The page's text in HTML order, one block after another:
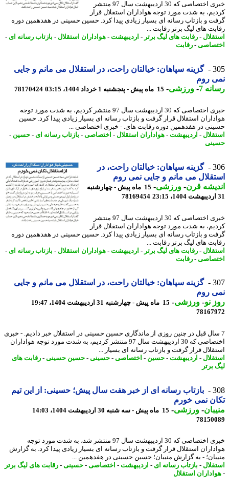
خبری اختصاصی که 30 اردیبهشت سال 97 منتشر
به شدت مورد توجه هواداران استقلال قرار
و بازتاب رسانه ای بسیار زیادی پیدا کرد. حسین حسینی در هفدهمین دوره
های لیگ برتر رقابت ...
-رقابت های لیگ برتر - اردیبهشت-هواداران استقلال-بازتاب رسانه ای-
-رقابت
گزینه سپاهان: خیالتان راحت، در استقلال می مانم و جایی
روم
7
-ورزشی-15 ماه پیش - پنجشنبه 1 خرداد 1404، 03:15 78170424
خبری اختصاصی که 30 اردیبهشت سال 97 منتشر کردیم، به شدت مورد توجه
استقلال قرار گرفت و بازتاب رسانه ای بسیار زیادی پیدا کرد. حسین
در هفدهمین دوره رقابت های. - خبری اختصاصی ...
-اردیبهشت-هواداران استقلال-اختصاصی-بازتاب رسانه ای- حسین-
گزینه سپاهان: خیالتان راحت، در
می مانم و جایی نمی روم
قرن- ورزشی-
15 ماه پیش - چهارشنبه
78169454
خبری اختصاصی که 30 اردیبهشت سال 97 منتشر
به شدت مورد توجه هواداران استقلال قرار
و بازتاب رسانه ای بسیار زیادی پیدا کرد. حسین حسینی در هفدهمین دوره
های لیگ برتر رقابت ...
-رقابت های لیگ برتر - اردیبهشت-هواداران استقلال-بازتاب رسانه ای-
-رقابت
گزینه سپاهان: خیالتان راحت، در استقلال می مانم و جایی
روم
نو- ورزشی-15 ماه پیش - چهارشنبه 31 اردیبهشت 1404، 19:47
قبل در چنین روزی از ماندگاری حسین حسینی در استقلال خبر دادیم. - خبری
اختصاصی که 30 اردیبهشت سال 97 منتشر کردیم، به شدت مورد توجه هواداران
قرار گرفت و بازتاب رسانه ای بسیار ...
-اردیبهشت-حسین-اختصاصی-حسینی-حسین حسینی-رقابت های
برتر
بازتاب رسانه ای از خبر هفت سال پیش؛ حسینی: از این تیم
نمی خورم
-ورزشی-15 ماه پیش - سه شنبه 30 اردیبهشت 1404، 14:03
خبری اختصاصی که 30 اردیبهشت سال 97 منتشر شد، به شدت مورد توجه
استقلال قرار گرفت و بازتاب رسانه ای بسیار زیادی پیدا کرد. به گزارش
- به گزارش منیبان؛ حسین حسینی در هفدهمین ...
-بازتاب رسانه ای- اردیبهشت-اختصاصی-حسینی-رقابت های لیگ برتر
استقلال